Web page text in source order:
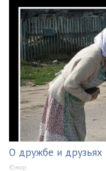
О дружбе и друзьях
Юмор